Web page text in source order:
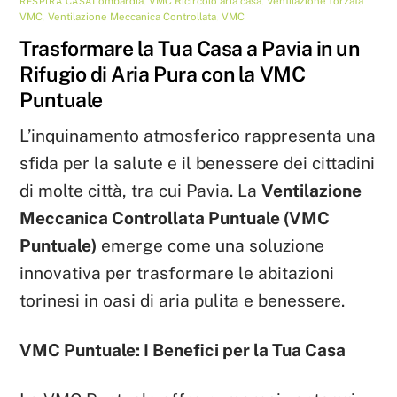
VMC ,Ventilazione Meccanica Controllata ,VMC
Trasformare la Tua Casa a Pavia in un
Rifugio di Aria Pura con la VMC
Puntuale
L’inquinamento atmosferico rappresenta una
sfida per la salute e il benessere dei cittadini
di molte città, tra cui Pavia. LaVentilazione
Meccanica Controllata Puntuale (VMC
Puntuale) emerge come una soluzione
innovativa per trasformare le abitazioni
torinesi in oasi di aria pulita e benessere.
VMC Puntuale: I Benefici per la Tua Casa